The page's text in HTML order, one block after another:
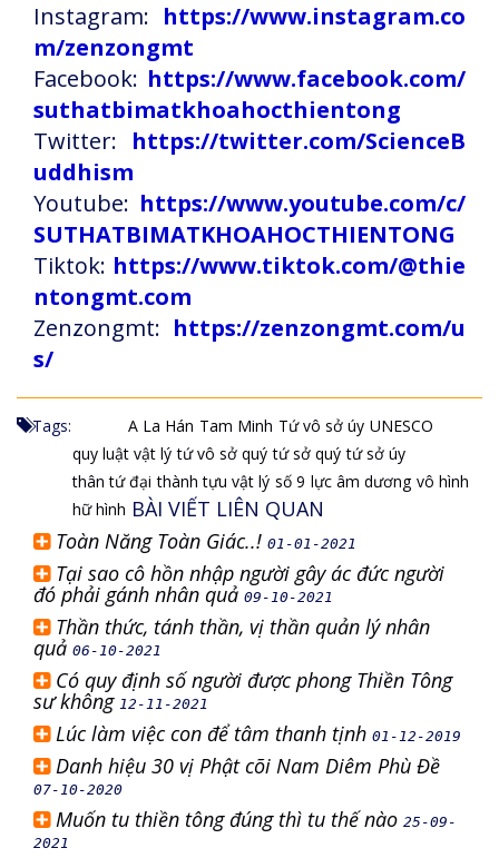
Instagram: https://www.instagram.co
m/zenzongmt
Facebook: https://www.facebook.com/
suthatbimatkhoahocthientong
Twitter: https://twitter.com/ScienceB
uddhism
Youtube: https://www.youtube.com/c/
SUTHATBIMATKHOAHOCTHIENTONG
Tiktok: https://www.tiktok.com/@thie
ntongmt.com
Zenzongmt: https://zenzongmt.com/u
s/
Tags: A La Hán Tam Minh Tứ vô sở úy UNESCO
quy luật vật lý tứ vô sở quý tứ sở quý tứ sở úy
thân tứ đại thành tựu vật lý số 9 lực âm dương vô hình
hữ hình BÀI VIẾT LIÊN QUAN
Toàn Năng Toàn Giác..! 01-01-2021
Tại sao cô hồn nhập người gây ác đức người
đó phải gánh nhân quả 09-10-2021
Thần thức, tánh thần, vị thần quản lý nhân
quả 06-10-2021
Có quy định số người được phong Thiền Tông
sư không 12-11-2021
Lúc làm việc con để tâm thanh tịnh 01-12-2019
Danh hiệu 30 vị Phật cõi Nam Diêm Phù Đề
07-10-2020
Muốn tu thiền tông đúng thì tu thế nào 25-09-
2021